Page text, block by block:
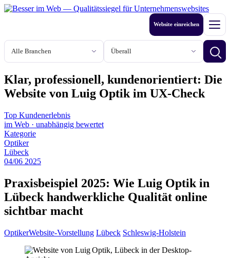
Zum
Branche
Stadt oder Region
Website einreichen Menü
Klar, professionell, kundenorientiert: Die
Website von Luig Optik im UX‑Check
Top Kundenerlebnis
im Web · unabhängig bewertet
Kategorie
Optiker
Lübeck
04/06 2025
Praxisbeispiel 2025: Wie Luig Optik in
Lübeck handwerkliche Qualität online
sichtbar macht
OptikerWebsite-Vorstellung Lübeck Schleswig-Holstein